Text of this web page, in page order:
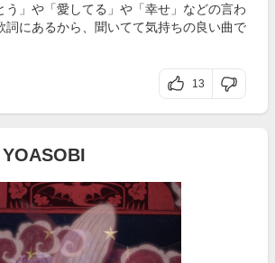
う」や「愛してる」や「幸せ」などの言わ
詞にあるから、聞いてて気持ちの良い曲で
13